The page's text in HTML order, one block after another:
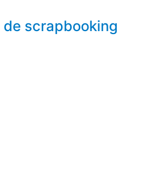
scrapbooking